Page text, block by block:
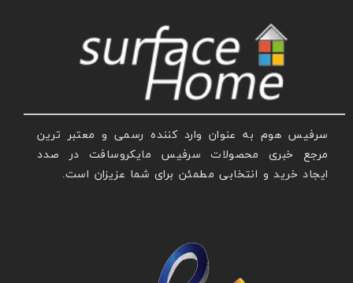
سرفیس هوم به عنوان وارد کننده رسمی و معتبر ترین
مرجع خبری محصولات سرفیس مایکروسافت در صدد
ایجاد خرید و انتخابی مطمئن برای شما عزیزان است.